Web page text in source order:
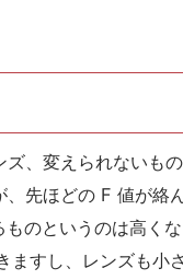
、変えられないも
先ほどの F 値が絡
のというのは高く
ますし、レンズも小